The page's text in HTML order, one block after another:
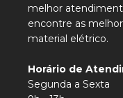
melhor
encontre as
material elétrico.
Horário de
Segunda a Sexta